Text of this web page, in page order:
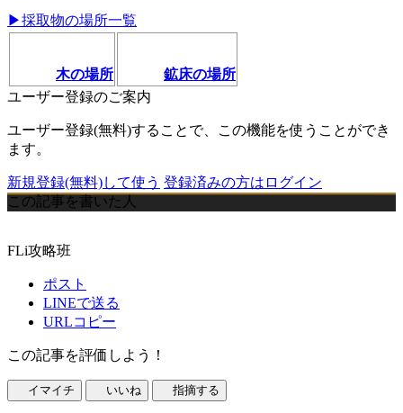
▶︎採取物の場所一覧
木の場所
鉱床の場所
ユーザー登録のご案内
ユーザー登録(無料)することで、この機能を使うことができ
ます。
新規登録(無料)して使う 登録済みの方はログイン
この記事を書いた人
FLi攻略班
ポスト
LINEで送る
URLコピー
この記事を評価しよう！
イマイチ いいね 指摘する